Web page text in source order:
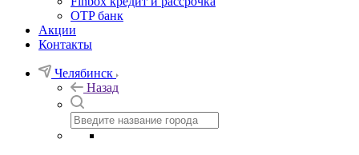
OTP банк
Акции
Контакты
Челябинск
Назад